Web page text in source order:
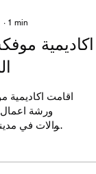
∙ 1 min
اكاديمية
اقامت
ورشة
الجوالات في